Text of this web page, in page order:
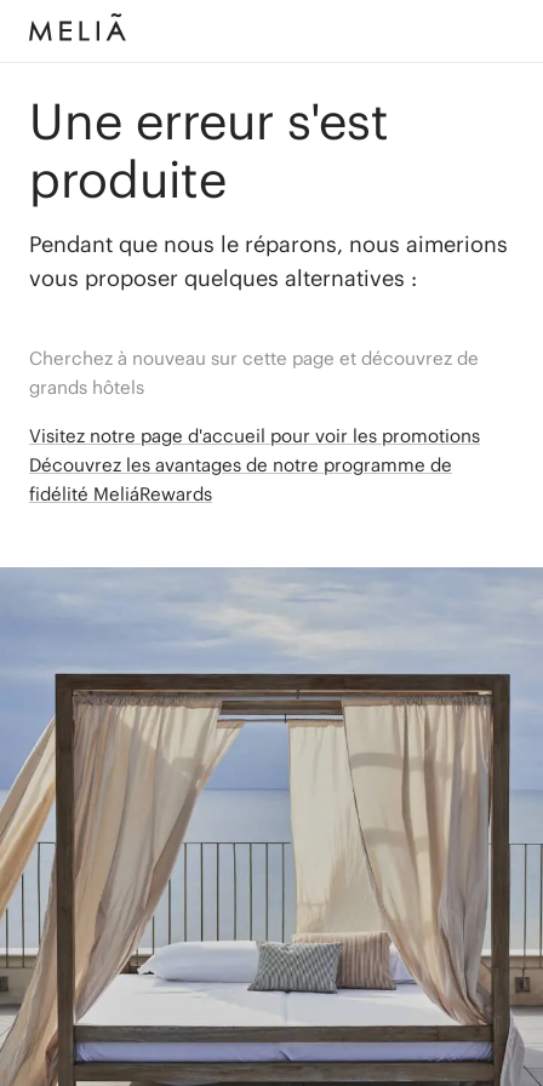
Une erreur s'est
produite
Pendant que nous le réparons, nous aimerions
vous proposer quelques alternatives :
Cherchez à nouveau sur cette page et découvrez de
grands hôtels
Visitez notre page d'accueil pour voir les promotions
Découvrez les avantages de notre programme de
fidélité MeliáRewards